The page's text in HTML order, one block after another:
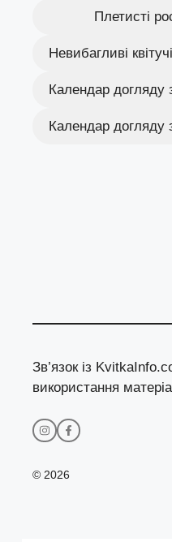
Плетисті
Невибагливі
Календар догляду
Календар догляду
Зв’язок із
використання
© 2026